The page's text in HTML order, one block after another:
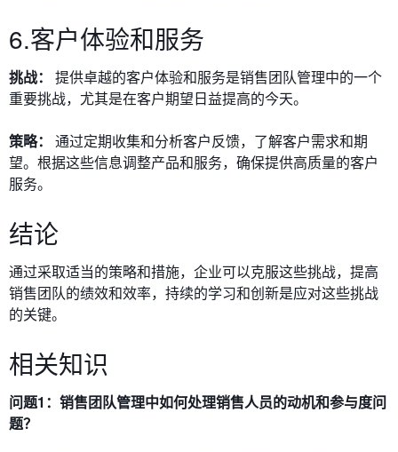
6.客户体验和服务
挑战：
提供卓越的客户体验和服务是销售团队管理中的一个
重要挑战，尤其是在客户期望日益提高的今天。
策略：
通过定期收集和分析客户反馈，了解客户需求和期
望。根据这些信息调整产品和服务，确保提供高质量的客户
服务。
结论
通过采取适当的策略和措施，企业可以克服这些挑战，提高
销售团队的绩效和效率，持续的学习和创新是应对这些挑战
的关键。
相关知识
问题1：销售团队管理中如何处理销售人员的动机和参与度问
题？